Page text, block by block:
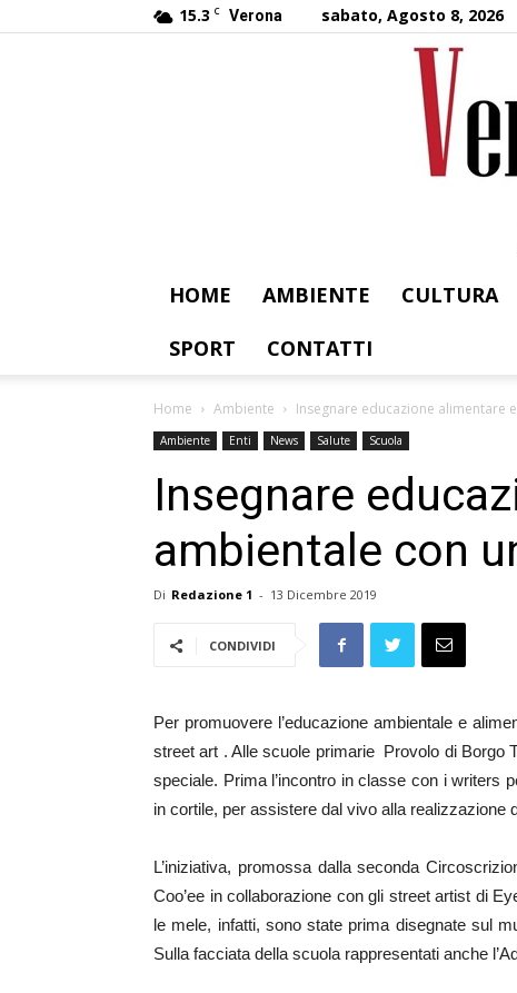
15.3 C Verona sabato, Agosto 8, 2026
HOME AMBIENTE CULTURA
SPORT
CONTATTI
Home Ambiente Insegnare educazione alimentare
Ambiente Enti News Salute Scuola
Insegnare
ambientale con
Di Redazione 1 - 13 Dicembre 2019
CONDIVIDI
Per promuovere l’educazione ambientale e
street art . Alle scuole primarie Provolo di Borgo
speciale. Prima l’incontro in classe con i writers
in cortile, per assistere dal vivo alla realizzazione
L’iniziativa, promossa dalla seconda
Coo’ee in collaborazione con gli street artist di
le mele, infatti, sono state prima disegnate sul
Sulla facciata della scuola rappresentati anche